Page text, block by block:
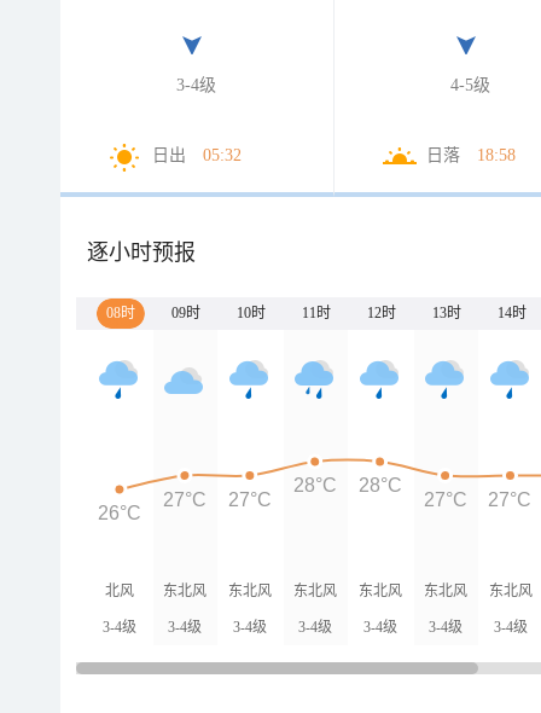
3-4级
日出 05:32
4-5级
日落 18:58
逐小时预报
08时 09时 10时 11时 12时 13时 14时
北风
3-4级
东北风
3-4级
东北风
3-4级
东北风
3-4级
东北风
3-4级
东北风
3-4级
东北风
3-4级
26°C
27°C 27°C
28°C 28°C
27°C 27°C